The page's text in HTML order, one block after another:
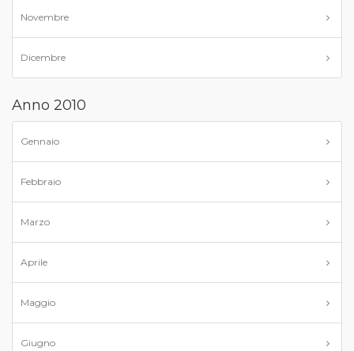
Novembre
Dicembre
Anno 2010
Gennaio
Febbraio
Marzo
Aprile
Maggio
Giugno